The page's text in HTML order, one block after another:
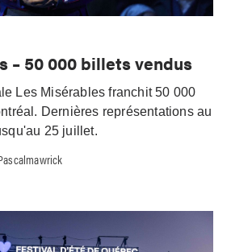
– 50 000 billets vendus
Les Misérables franchit 50 000
Dernières représentations au
25 juillet.